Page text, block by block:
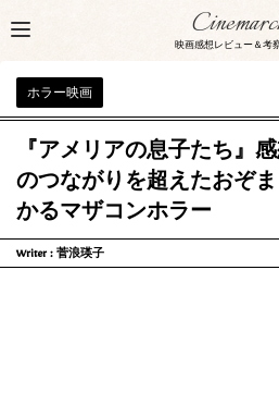
映画感想レビュー＆考
ホラー映画
『アメリアの息子たち』
のつながりを超えたおぞ
かるマザコンホラー
Writer : 菅浪瑛子